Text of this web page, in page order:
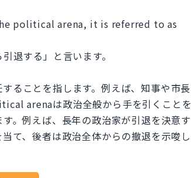
political arena, it is referred to as
退する」と言います。
ることを指します。例えば、知事や市長
arenaは政治全般から手を引くことを
。例えば、長年の政治家が引退を決意す
て、後者は政治全体からの撤退を示唆し